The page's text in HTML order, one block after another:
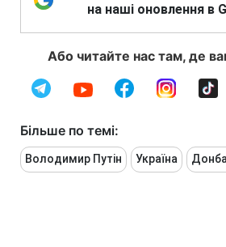
на наші оновлення в
Або читайте нас там, де
Більше по темі:
Володимир Путін Україна